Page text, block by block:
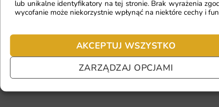
lub unikalne identyfikatory na tej stronie. Brak wyrażenia
wycofanie może niekorzystnie wpłynąć na niektóre cechy i
AKCEPTUJ WSZYSTKO
ZARZĄDZAJ OPCJAMI
Fototapeta ma inny kolor na telefonie
a inny na komputerze. Jak sprawdzić
kolor?
Jaki materiał wybrać?